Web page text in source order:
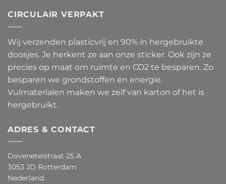
CIRCULAIR VERPAKT
Wij verzenden plasticvrij en 90% in hergebruikte
doosjes. Je herkent ze aan onze sticker. Ook zijn ze
precies op maat om ruimte en CO2 te besparen. Zo
besparen we grondstoffen én energie.
Vulmaterialen maken we zelf van karton of het is
hergebruikt.
ADRES & CONTACT
Dovenetelstraat 25 A
3053 JD Rotterdam
Nederland